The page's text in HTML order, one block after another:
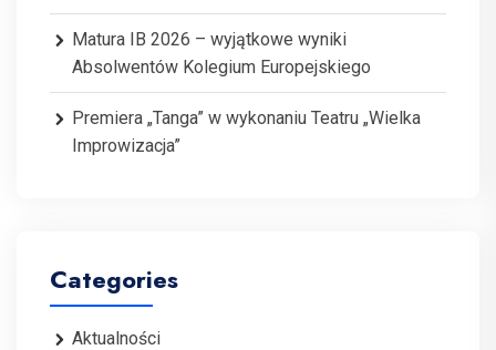
Matura IB 2026 – wyjątkowe wyniki
Absolwentów Kolegium Europejskiego
Premiera „Tanga” w wykonaniu Teatru „Wielka
Improwizacja”
Categories
Aktualności